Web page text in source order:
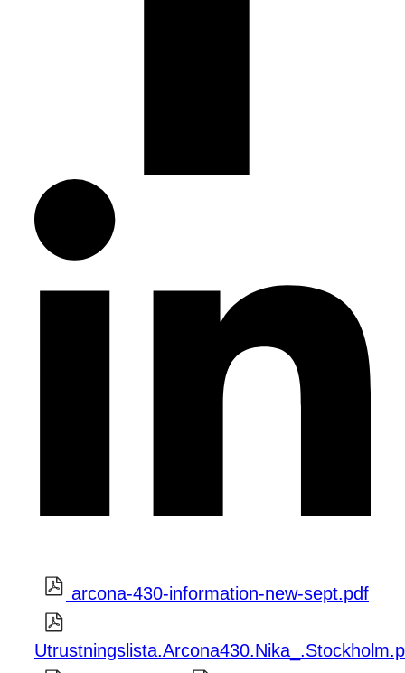
arcona-430-information-new-sept.pdf